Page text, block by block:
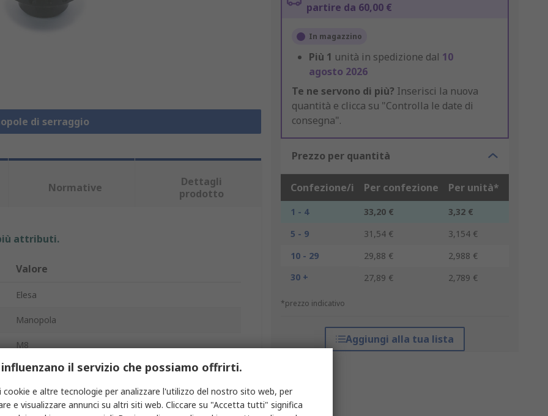
di serraggio
partire da 60,00 €
In magazzino
Più 1 unità in spedizione dal 10
agosto 2026
Te ne servono di più? Inserisci la nuova
quantità e clicca su "Controlla le date di
consegna".
Prezzo per quantità
Confezione/i Per confezione Per unità*
1 - 4 33,20 €
3,32 €
5 - 9
31,54 €
3,154 €
10 - 29
29,88 €
2,988 €
30 +
27,89 € 2,789 €
*prezzo indicativo
Aggiungi alla tua lista
Normative
Dettagli
prodotto
attributi.
Valore
Elesa
Manopola
M8
9mm
Foro passante filettato
il servizio che possiamo offrirti.
cookie e altre tecnologie per analizzare l'utilizzo del nostro sito web, per
e visualizzare annunci su altri siti web. Cliccare su "Accetta tutti" significa